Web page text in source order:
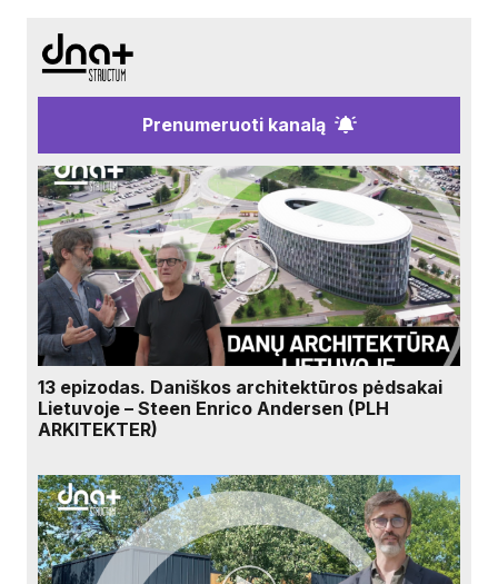
Prenumeruoti kanalą
13 epizodas. Daniškos architektūros pėdsakai
Lietuvoje – Steen Enrico Andersen (PLH
ARKITEKTER)